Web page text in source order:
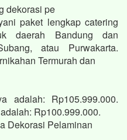
dekorasi pe
paket lengkap catering
daerah Bandung dan
atau Purwakarta.
Termurah dan
adalah: Rp105.999.000.
Rp100.999.000.
Dekorasi Pelaminan